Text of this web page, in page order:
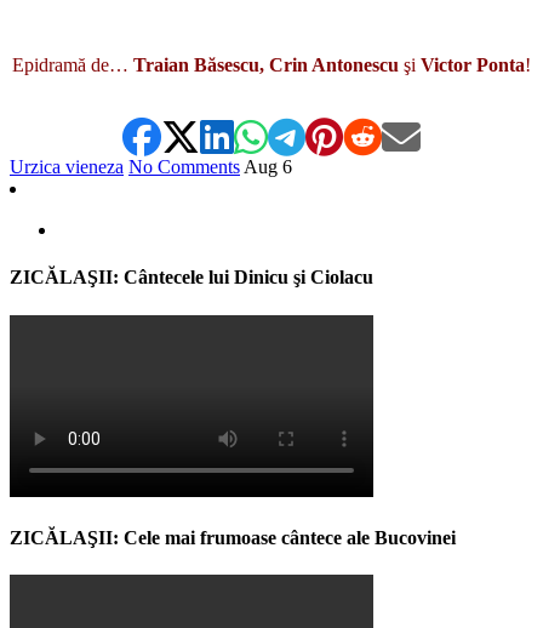
Epidramă de… Traian Băsescu, Crin Antonescu şi Victor Ponta!
Urzica vieneza No Comments Aug 6
ZICĂLAŞII: Cântecele lui Dinicu şi Ciolacu
ZICĂLAŞII: Cele mai frumoase cântece ale Bucovinei